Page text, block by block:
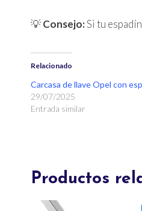
💡Consejo:Si tu
Relacionado
Carcasa de llave Opel con
29/07/2025
Entrada similar
Productos